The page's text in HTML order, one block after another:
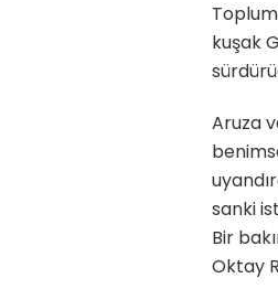
kuşak
Aruza
sanki
Bir
Oktay